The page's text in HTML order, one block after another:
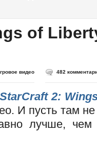
of
видео 482
StarCraft 2:
И пусть там
лучше, чем